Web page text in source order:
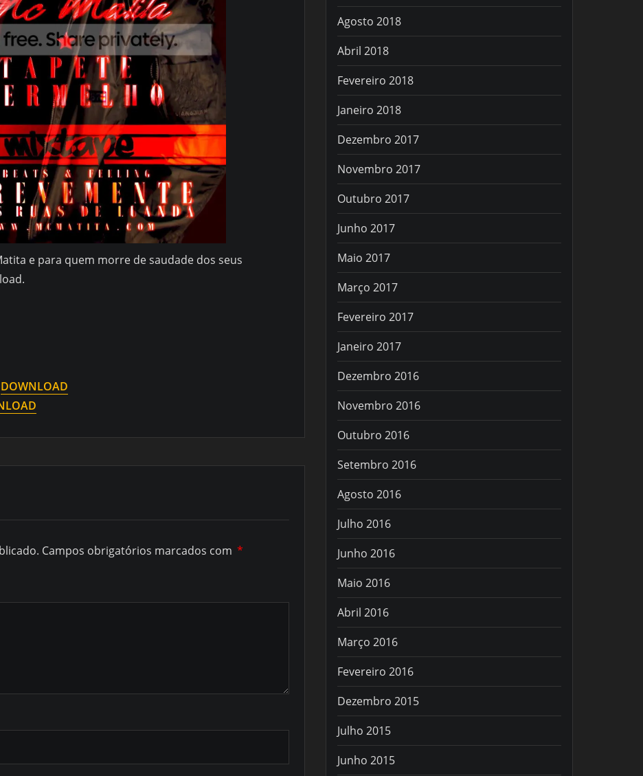
e para quem morre de saudade dos seus
DOWNLOAD
Campos obrigatórios marcados com *
Agosto 2018
Abril 2018
Fevereiro 2018
Janeiro 2018
Dezembro 2017
Novembro 2017
Outubro 2017
Junho 2017
Maio 2017
Março 2017
Fevereiro 2017
Janeiro 2017
Dezembro 2016
Novembro 2016
Outubro 2016
Setembro 2016
Agosto 2016
Julho 2016
Junho 2016
Maio 2016
Abril 2016
Março 2016
Fevereiro 2016
Dezembro 2015
Julho 2015
Junho 2015